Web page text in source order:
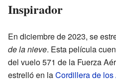
Inspirador
En diciembre de 2023, se
de la nieve. Esta película
del vuelo 571 de la Fuerza
estrelló en laCordillera de los